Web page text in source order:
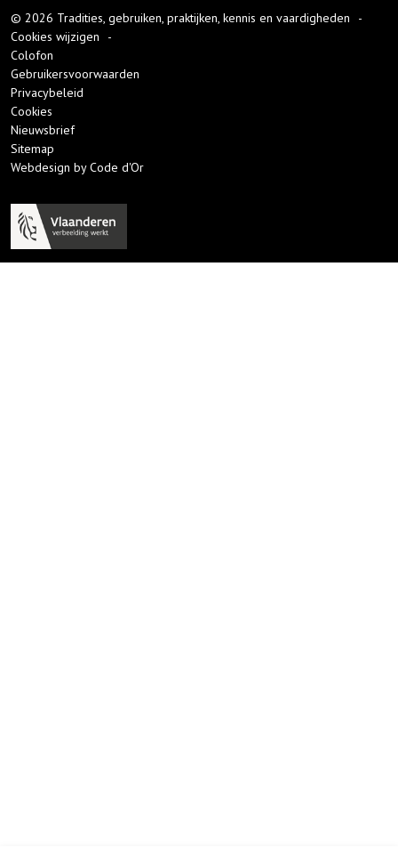
© 2026 Tradities, gebruiken, praktijken, kennis en vaardigheden
-
Cookies wijzigen
-
Colofon
Gebruikersvoorwaarden
Privacybeleid
Cookies
Nieuwsbrief
Sitemap
Webdesign by Code d'Or